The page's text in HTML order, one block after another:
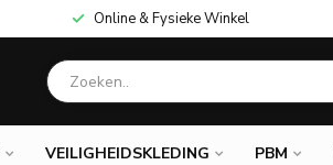
Online & Fysieke Winkel
VEILIGHEIDSKLEDING PBM